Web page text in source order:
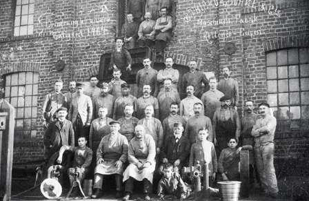
eine junge,
kreative
Werbeagentur
aus Eupen.